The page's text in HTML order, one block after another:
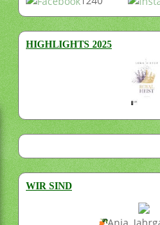
HIGHLIGHTS 2025
WIR SIND